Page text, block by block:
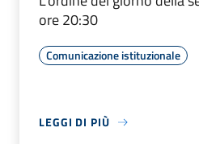
ore 20:30
Comunicazione istituzionale
LEGGI DI PIÙ